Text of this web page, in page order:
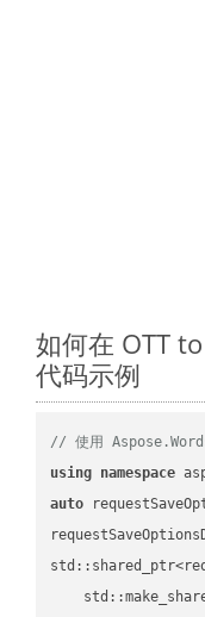
如何在 OTT
代码示例
// 使用
using namespace
auto